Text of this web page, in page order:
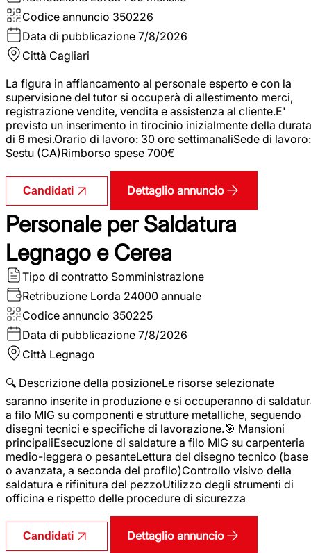
Codice annuncio 350226
Data di pubblicazione 7/8/2026
Città Cagliari
La figura in affiancamento al personale esperto e con la
supervisione del tutor si occuperà di allestimento merci,
registrazione vendite, vendita e assistenza al cliente.E'
previsto un inserimento in tirocinio inizialmente della durata
di 6 mesi.Orario di lavoro: 30 ore settimanaliSede di lavoro:
Sestu (CA)Rimborso spese 700€
Candidati Dettaglio annuncio
Personale per Saldatura
Legnago e Cerea
Tipo di contratto Somministrazione
Retribuzione Lorda 24000 annuale
Codice annuncio 350225
Data di pubblicazione 7/8/2026
Città Legnago
🔍 Descrizione della posizioneLe risorse selezionate
saranno inserite in produzione e si occuperanno di
a filo MIG su componenti e strutture metalliche, seguendo
disegni tecnici e specifiche di lavorazione.🎯 Mansioni
principaliEsecuzione di saldature a filo MIG su carpenteria
medio-leggera o pesanteLettura del disegno tecnico (base
o avanzata, a seconda del profilo)Controllo visivo della
saldatura e rifinitura del pezzoUtilizzo degli strumenti di
officina e rispetto delle procedure di sicurezza
Candidati Dettaglio annuncio